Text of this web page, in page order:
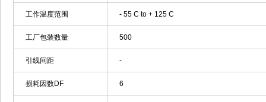
工作温度范围 - 55 C to + 125 C
工厂包装数量 500
引线间距 -
损耗因数DF 6